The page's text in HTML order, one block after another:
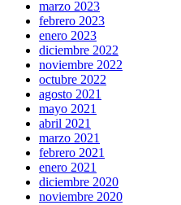
marzo 2023
febrero 2023
enero 2023
diciembre 2022
noviembre 2022
octubre 2022
agosto 2021
mayo 2021
abril 2021
marzo 2021
febrero 2021
enero 2021
diciembre 2020
noviembre 2020